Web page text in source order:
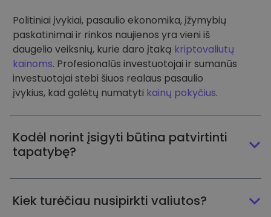
Politiniai įvykiai, pasaulio ekonomika, įžymybių
paskatinimai ir rinkos naujienos yra vieni iš
daugelio veiksnių, kurie daro įtaką kriptovaliutų
kainoms. Profesionalūs investuotojai ir sumanūs
investuotojai stebi šiuos realaus pasaulio
įvykius, kad galėtų numatyti kainų pokyčius.
Kodėl norint įsigyti būtina patvirtinti
tapatybę?
Kiek turėčiau nusipirkti valiutos?